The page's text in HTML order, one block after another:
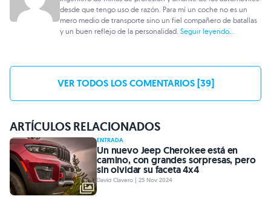
desde que tengo uso de razón. Para mí un coche no es un
mero medio de transporte sino un fiel compañero de batallas
y un buen reflejo de la personalidad.Seguir leyendo...
VER TODOS LOS COMENTARIOS [39]
ARTÍCULOS RELACIONADOS
ENTRADA
Un nuevo Jeep Cherokee está en
camino, con grandes sorpresas, pero
sin olvidar su faceta 4x4
David Clavero | 25 Nov 2024